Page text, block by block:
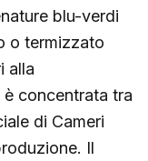
blu-verdi
o termizzato
alla
concentrata tra
di Cameri
Il